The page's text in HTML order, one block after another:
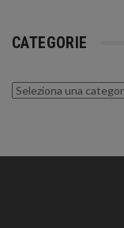
CATEGORIE
Categorie